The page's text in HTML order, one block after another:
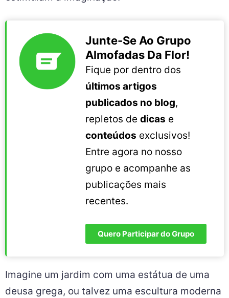
Junte-Se Ao Grupo
Almofadas Da Flor!
Fique por dentro dos
últimos artigos
publicados no blog,
repletos dedicas e
conteúdos exclusivos!
Entre agora no nosso
grupo e acompanhe as
publicações mais
recentes.
Quero Participar do Grupo
Imagine um jardim com uma estátua de uma
deusa grega, ou talvez uma escultura moderna